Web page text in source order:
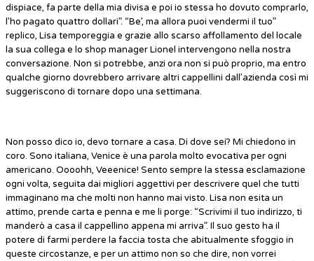
dispiace, fa parte della mia divisa e poi io stessa ho dovuto comprarlo,
l’ho pagato quattro dollari”. “Be’, ma allora puoi vendermi il tuo”
replico, Lisa temporeggia e grazie allo scarso affollamento del locale
la sua collega e lo shop manager Lionel intervengono nella nostra
conversazione. Non si potrebbe, anzi ora non si può proprio, ma entro
qualche giorno dovrebbero arrivare altri cappellini dall’azienda così mi
suggeriscono di tornare dopo una settimana.
Non posso dico io, devo tornare a casa. Di dove sei? Mi chiedono in
coro. Sono italiana, Venice è una parola molto evocativa per ogni
americano. Oooohh, Veeenice! Sento sempre la stessa esclamazione
ogni volta, seguita dai migliori aggettivi per descrivere quel che tutti
immaginano ma che molti non hanno mai visto. Lisa non esita un
attimo, prende carta e penna e me li porge: “Scrivimi il tuo indirizzo, ti
manderò a casa il cappellino appena mi arriva”. Il suo gesto ha il
potere di farmi perdere la faccia tosta che abitualmente sfoggio in
queste circostanze, e per un attimo non so che dire, non vorrei